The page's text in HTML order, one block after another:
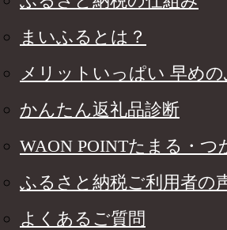
まいふるとは？
メリットいっぱい 早め
かんたん返礼品診断
WAON POINTたまる・つ
ふるさと納税ご利用者の
よくあるご質問